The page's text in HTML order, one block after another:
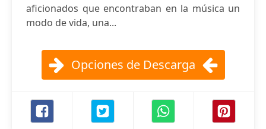
aficionados que encontraban en la música un
modo de vida, una...
Opciones de Descarga